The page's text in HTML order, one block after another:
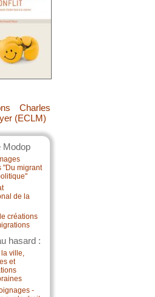
Charles
(ECLM)
Modop
"Du migrant
de la
créations
hasard :
la ville,
et
-